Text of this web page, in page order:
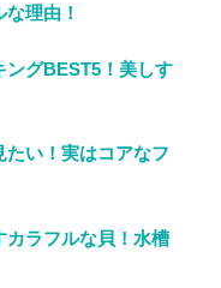
理由！
ングBEST5！美しす
い！実はコアなフ
カラフルな貝！水槽